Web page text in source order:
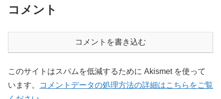
コメント
コメントを書き込む
このサイトはスパムを低減するために Akismet を使って
います。
コメントデータの処理方法の詳細はこちらをご覧